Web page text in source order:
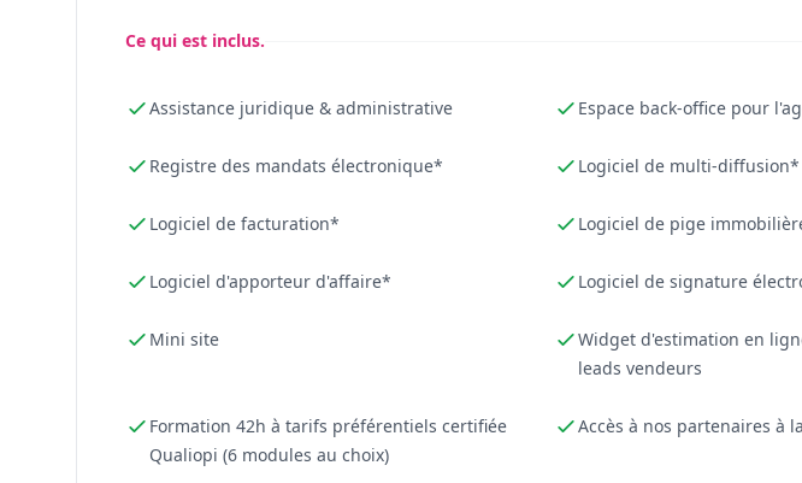
Ce qui est inclus.
Assistance juridique & administrative Espace back-office pour
Registre des mandats électronique* Logiciel de multi-diffusion*
Logiciel de facturation* Logiciel de pige
Logiciel d'apporteur d'affaire* Logiciel de signature
Mini site
Widget d'estimation en
leads vendeurs
Formation 42h à tarifs préférentiels certifiée
Qualiopi (6 modules au choix)
Accès à nos partenaires à